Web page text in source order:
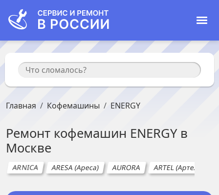
Главная Кофемашины ENERGY
Ремонт кофемашин ENERGYв
Москве
ARNICA ARESA (Ареса) AURORA ARTEL (Артел)